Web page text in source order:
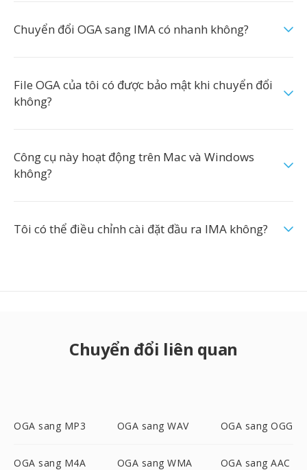
Chuyển đổi OGA sang IMA có nhanh không?
File OGA của tôi có được bảo mật khi chuyển đổi
không?
Công cụ này hoạt động trên Mac và Windows
không?
Tôi có thể điều chỉnh cài đặt đầu ra IMA không?
Chuyển đổi liên quan
OGA sang MP3 OGA sang WAV OGA sang OGG
OGA sang M4A OGA sang WMA OGA sang AAC